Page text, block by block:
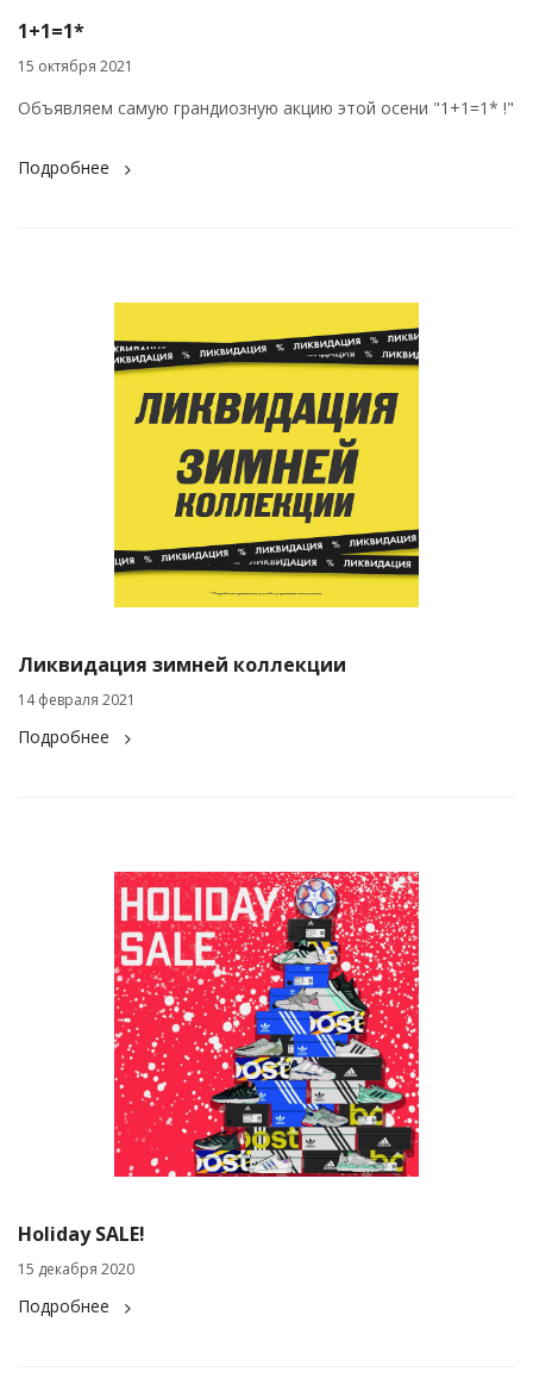
1+1=1*
15 октября 2021
Объявляем самую грандиозную акцию этой осени "1+1=1* !"
Подробнее
Ликвидация зимней коллекции
14 февраля 2021
Подробнее
Holiday SALE!
15 декабря 2020
Подробнее